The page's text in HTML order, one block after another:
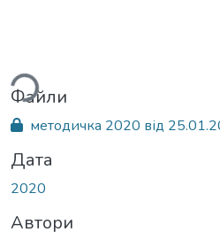
Файли
методичка 2020 від
Дата
2020
Автори